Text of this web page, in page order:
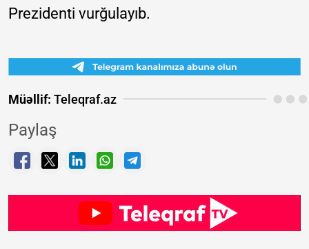
Prezidenti vurğulayıb.
Müəllif: Teleqraf.az
Paylaş